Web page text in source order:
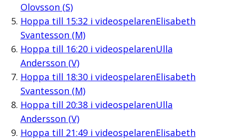
Olovsson (S)
Hoppa till 15:32 i videospelarenElisabeth
Svantesson (M)
Hoppa till 16:20i videospelarenUlla
Andersson (V)
Hoppa till 18:30i videospelarenElisabeth
Svantesson (M)
Hoppa till 20:38i videospelarenUlla
Andersson (V)
Hoppa till 21:49i videospelarenElisabeth